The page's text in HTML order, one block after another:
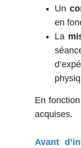
Un
en
La
En
acquises.
Avant